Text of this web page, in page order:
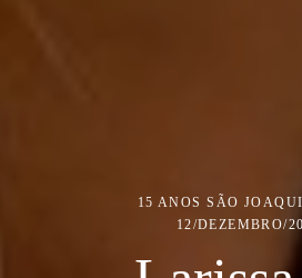
15 ANOS SÃO
12/DEZEMBRO/